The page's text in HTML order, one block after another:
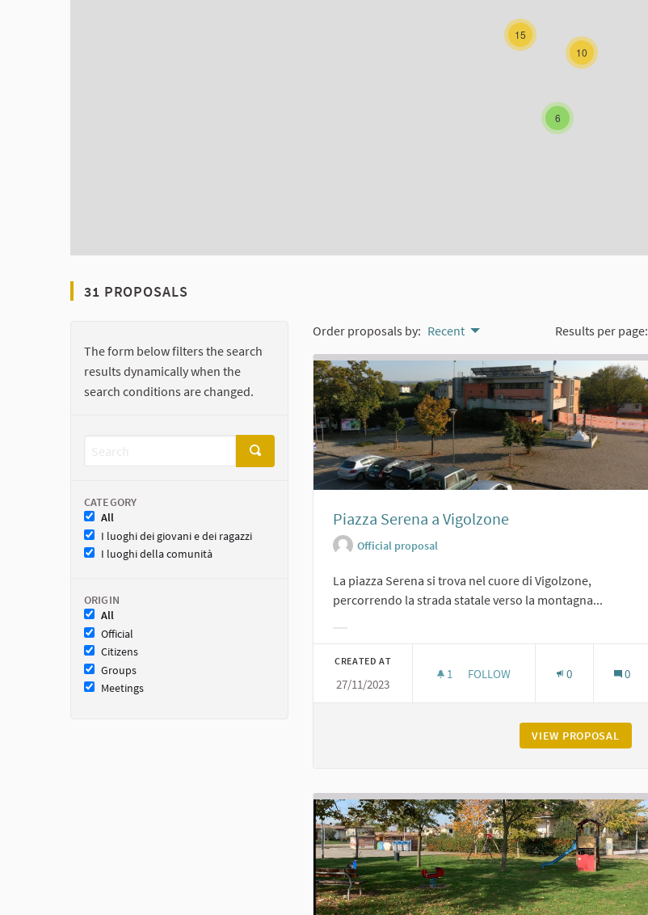
6
10
15
31 PROPOSALS
The form below filters the search
results dynamically when the
search conditions are changed.
CATEGORY
All
I luoghi dei giovani e dei ragazzi
I luoghi della comunità
ORIGIN
All
Official
Citizens
Groups
Meetings
Order proposals by: Recent Results per page:
Piazza Serena a Vigolzone
Official proposal
La piazza Serena si trova nel cuore di Vigolzone,
percorrendo la strada statale verso la montagna...
CREATED AT
27/11/2023
1 1 FOLLOWER
FOLLOW 0 0
VIEW PROPOSAL